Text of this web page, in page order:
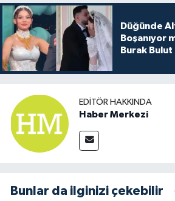
Düğünde
Boşanıyor
Burak Bulut
EDITÖR HAKKINDA
Haber Merkezi
Bunlar da ilginizi çekebilir